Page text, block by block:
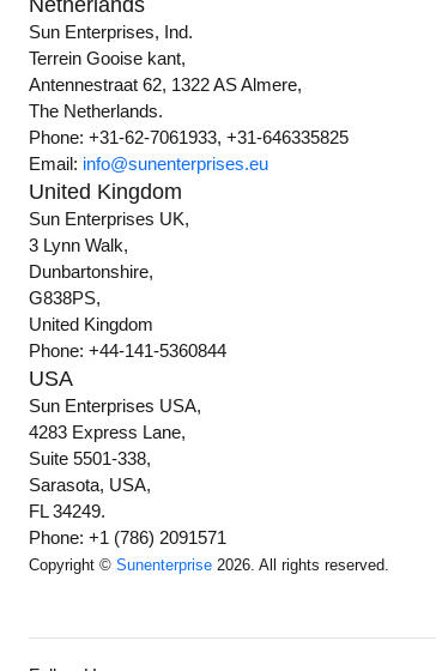
Netherlands
Sun Enterprises, Ind.
Terrein Gooise kant,
Antennestraat 62, 1322 AS Almere,
The Netherlands.
Phone: +31-62-7061933, +31-646335825
Email: info@sunenterprises.eu
United Kingdom
Sun Enterprises UK,
3 Lynn Walk,
Dunbartonshire,
G838PS,
United Kingdom
Phone: +44-141-5360844
USA
Sun Enterprises USA,
4283 Express Lane,
Suite 5501-338,
Sarasota, USA,
FL 34249.
Phone: +1 (786) 2091571
Copyright ©Sunenterprise 2026. All rights reserved.